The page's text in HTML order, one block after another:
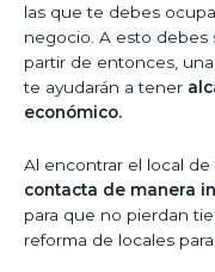
las que te debes
negocio. A esto debes
partir de entonces,
te ayudarán a tener
económico.
Al encontrar el local
contacta de manera
para que no pierdan
reforma de locales